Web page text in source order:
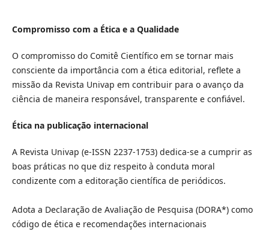
Compromisso com a Ética e a Qualidade
O compromisso do Comitê Científico em se tornar mais
consciente da importância com a ética editorial, reflete a
missão da Revista Univap em contribuir para o avanço da
ciência de maneira responsável, transparente e confiável.
Ética na publicação internacional
A Revista Univap (e-ISSN 2237-1753) dedica-se a cumprir as
boas práticas no que diz respeito à conduta moral
condizente com a editoração científica de periódicos.
Adota a Declaração de Avaliação de Pesquisa (DORA*) como
código de ética e recomendações internacionais